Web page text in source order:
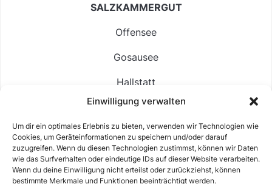
Einwilligung verwalten
Um dir ein optimales Erlebnis zu bieten, verwenden wir Technologien wie
Cookies, um Geräteinformationen zu speichern und/oder darauf
zuzugreifen. Wenn du diesen Technologien zustimmst, können wir Daten
wie das Surfverhalten oder eindeutige IDs auf dieser Website verarbeiten.
Wenn du deine Einwilligung nicht erteilst oder zurückziehst, können
bestimmte Merkmale und Funktionen beeinträchtigt werden.
SALZKAMMERGUT
Offensee
Gosausee
Hallstatt
Langbathsee
Altausseer See
Hintersee